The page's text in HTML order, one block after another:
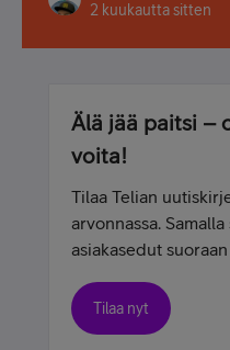
2 kuukautta sitten
Älä jää paitsi –
voita!
Tilaa Telian
arvonnassa.
asiakasedut
Tilaa nyt